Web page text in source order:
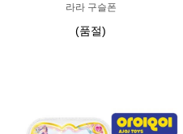
라라 구슬폰
(품절)